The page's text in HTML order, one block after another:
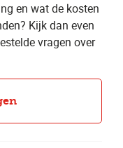
en wat de kosten
Kijk dan even
vragen over